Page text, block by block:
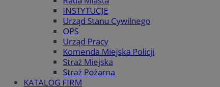
INSTYTUCJE
Urząd Stanu Cywilnego
OPS
Urząd Pracy
Komenda Miejska Policji
Straż Miejska
Straż Pożarna
KATALOG FIRM